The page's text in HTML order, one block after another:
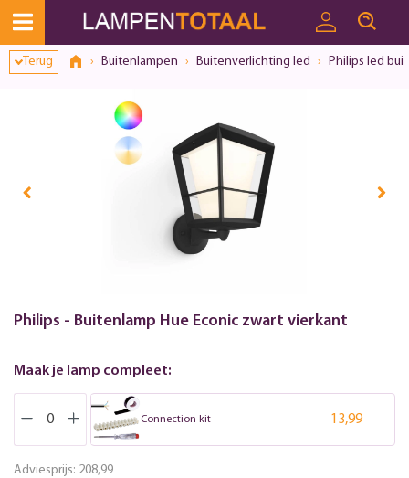
Terug Buitenlampen Buitenverlichting led Philips led
Philips - Buitenlamp Hue Econic zwart vierkant
Maak je lamp compleet:
Connection kit 13,99
Adviesprijs: 208,99